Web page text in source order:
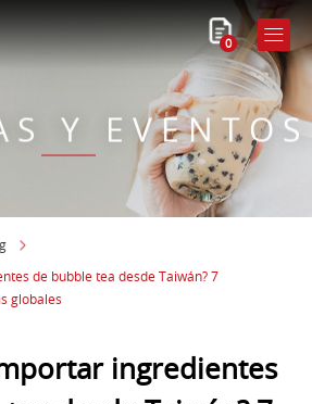
0
Y EVENTOS
de bubble tea desde Taiwán? 7
globales
ingredientes